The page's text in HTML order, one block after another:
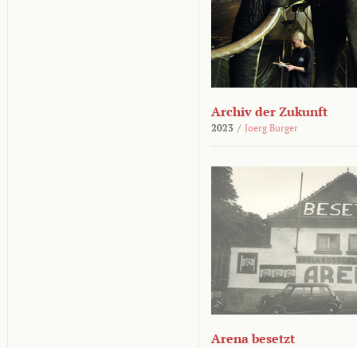
Archiv der Zukunft
2023 / Joerg Burger
Arena besetzt